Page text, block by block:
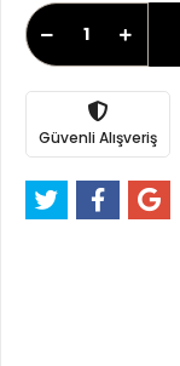
Güvenli Alışveriş